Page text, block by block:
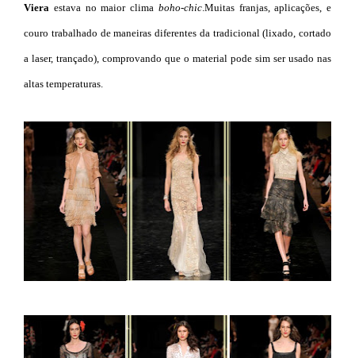
Viera estava no maior clima boho-chic.Muitas franjas, aplicações, e
couro trabalhado de maneiras diferentes da tradicional (lixado, cortado
a laser, trançado), comprovando que o material pode sim ser usado nas
altas temperaturas.